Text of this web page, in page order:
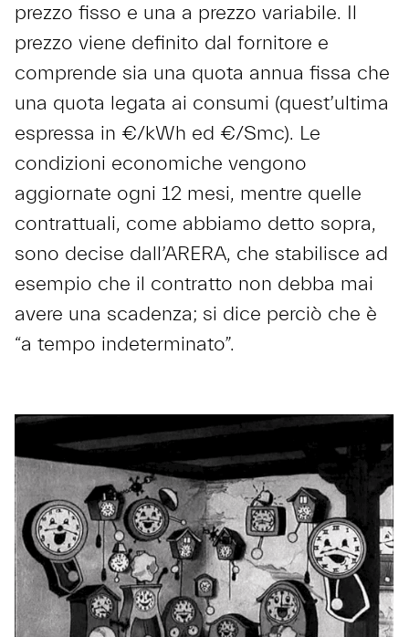
prezzo fisso e una a prezzo variabile. Il
prezzo viene definito dal fornitore e
comprende sia una quota annua fissa che
una quota legata ai consumi (quest’ultima
espressa in €/kWh ed €/Smc). Le
condizioni economiche vengono
aggiornate ogni 12 mesi, mentre quelle
contrattuali, come abbiamo detto sopra,
sono decise dall’ARERA, che stabilisce ad
esempio che il contratto non debba mai
avere una scadenza; si dice perciò che è
“a tempo indeterminato”.